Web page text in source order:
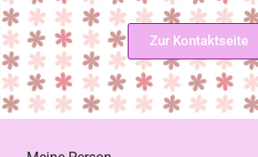
Zur Kontaktseite